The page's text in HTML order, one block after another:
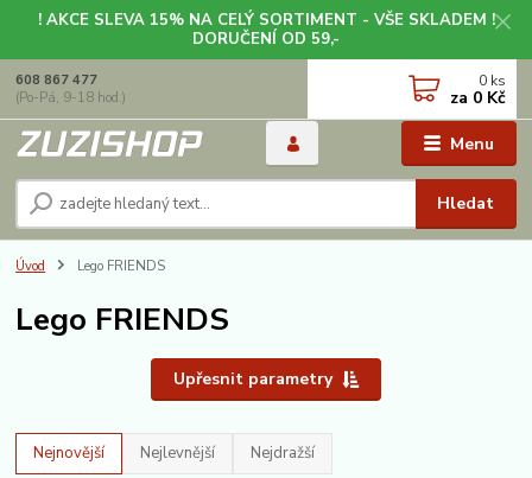
! AKCE SLEVA 15% NA CELÝ SORTIMENT - VŠE SKLADEM !
DORUČENÍ OD 59,-
Menu
Hledat
608 867 477
(Po-Pá, 9-18 hod.)
0 ks
za 0 Kč
Úvod Lego FRIENDS
Lego FRIENDS
Upřesnit parametry
Nejnovější Nejlevnější Nejdražší